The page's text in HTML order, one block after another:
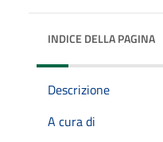
INDICE DELLA PAGINA
Descrizione
A cura di